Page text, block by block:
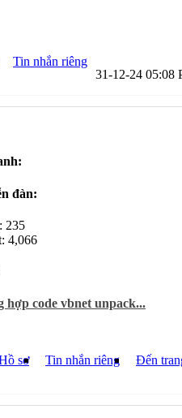
Tin nhắn riêng
31-12-24 05:08
đàn:
235
4,066
hợp code vbnet unpack...
sơ
Tin nhắn riêng Đến